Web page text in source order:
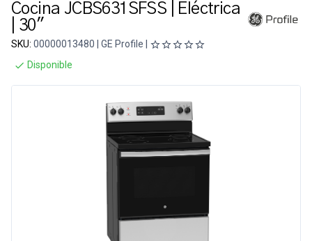
Cocina JCBS631SFSS | Eléctrica
| 30"
SKU: 00000013480 | GE Profile |
Disponible